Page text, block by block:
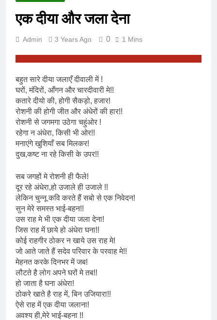
एक दीया और जला देना
Admin 3 Years Ago 0 1 Mins
बहुत सारे दीया जलाएँ दीवाली में !
घरों, मंदिरों, आँगन और चारदीवारी मे!!
कतारे दीयो की, होगी सैकड़ो, हजार!
रोशनी की होगी जीत और अंधेरों की हार!!
रोशनी से जगमगा उठेगा चहुंओर !
रहेगा न अंधेरा, किसी भी ओर!!
मनाएंगे खुशियाँ सब मिलकर!
दुख,कष्ट ना रहे किसी के उपर!!
सब जगहों मे रोशनी ही फैले!
दूर रहे अंधेरा,हो उजाले ही उजाले !!
लेकिन चुन्नू कवि करते हैं सबो से एक निवेदन!
सुन मेरे समस्त भाई-बहन!!
उस राह मे भी एक दीया जला देना!
जिस राह में छाये हो अंधेरा घना!!
कोई राहगीर ठोकर न खाये उस राह मे!
जो आते जाते हैं सदेव परिवार के परवाह मे!!
मेहनत करके दिनभर में जब!
लौटते है लोग अपने घरों मे तब!!
हो जाता है घना अंधेरा!
ठोकरे खाते है राह में, बिन उजियारा!!
ऐसे राह में एक दीया जलाना!
अवश्य ही,मेरे भाई-बहना !!